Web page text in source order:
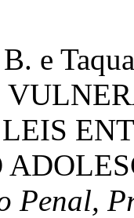
e
Penal,